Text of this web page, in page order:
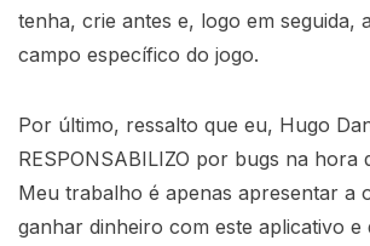
tenha, crie antes e, logo em seguida,
campo específico do jogo.
Por último, ressalto que eu, Hugo
RESPONSABILIZO por bugs na hora
Meu trabalho é apenas apresentar a
ganhar dinheiro com este aplicativo e